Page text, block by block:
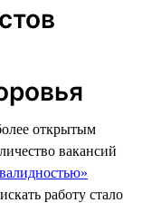
открытым
вакансий
работу стало